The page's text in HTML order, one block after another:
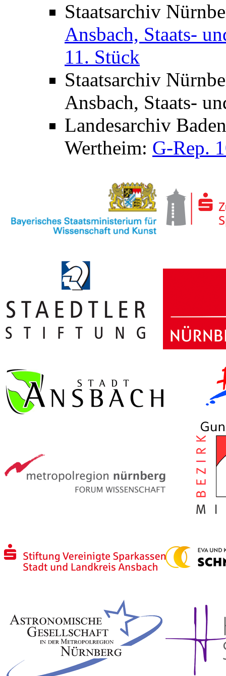
Staatsarchiv
Ansbach, Staats-
11. Stück
Staatsarchiv
Ansbach, Staats-
Landesarchiv
Wertheim: G-Rep.